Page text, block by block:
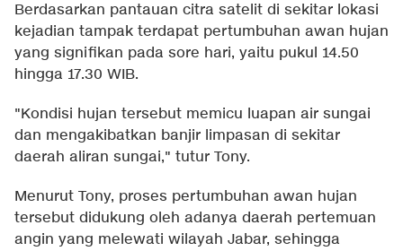
Berdasarkan pantauan citra satelit di sekitar lokasi
kejadian tampak terdapat pertumbuhan awan hujan
yang signifikan pada sore hari, yaitu pukul 14.50
hingga 17.30 WIB.
"Kondisi hujan tersebut memicu luapan air sungai
dan mengakibatkan banjir limpasan di sekitar
daerah aliran sungai," tutur Tony.
Menurut Tony, proses pertumbuhan awan hujan
tersebut didukung oleh adanya daerah pertemuan
angin yang melewati wilayah Jabar, sehingga